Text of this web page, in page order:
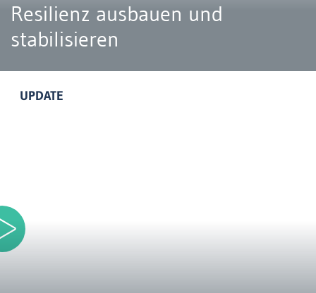
Resilienz ausbauen und
stabilisieren
UPDATE